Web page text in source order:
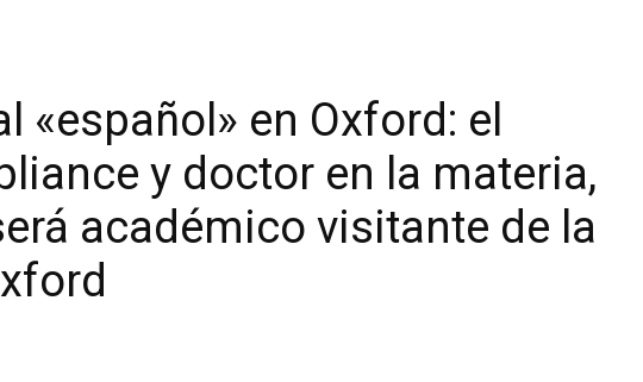
«español» en Oxford: el
y doctor en la materia,
académico visitante de la